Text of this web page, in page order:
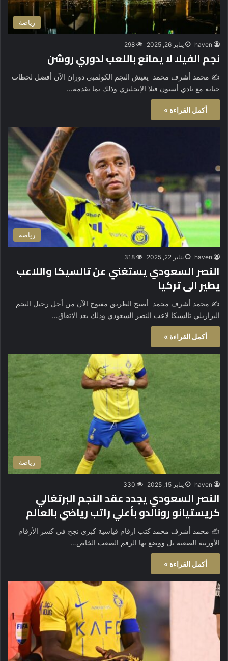
رياضة
haven يناير 26, 2025 298
نجم الفيلا لا يمانع باللعب لدوري روشن
✍️ محمد أشرف محمد يعيش النجم الكولمبي دوران الآن أفضل لحظات
حياته مع نادي أستون فيلا الإنجليزي وذلك بما يقدمة…
أكمل القراءة »
رياضة
haven يناير 22, 2025 318
النصر السعودي يستغني عن تالسيكا واللاعب
يطير الى تركيا
✍️ محمد أشرف محمد أصبح الطريق مفتوح الآن من أجل رحيل النجم
البرازيلي تالسيكا لاعب النصر السعودي وذلك بعد الاتفاق…
أكمل القراءة »
رياضة
haven يناير 15, 2025 330
النصر السعودي يجدد عقد النجم البرتغالي
كريستيانو رونالدو بأعلي راتب رياضي بالعالم
✍️ محمد أشرف محمد كتب ارقام قياسية كبرى نجح في كسر الأرقام
الأوربية الصعبة بل ووضع بها الرقم الصعب الخاص…
أكمل القراءة »